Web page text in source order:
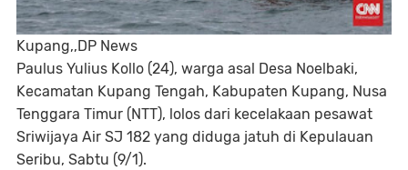
Kupang,,DP News
Paulus Yulius Kollo (24), warga asal Desa Noelbaki,
Kecamatan Kupang Tengah, Kabupaten Kupang, Nusa
Tenggara Timur (NTT), lolos dari kecelakaan pesawat
Sriwijaya Air SJ 182 yang diduga jatuh di Kepulauan
Seribu, Sabtu (9/1).